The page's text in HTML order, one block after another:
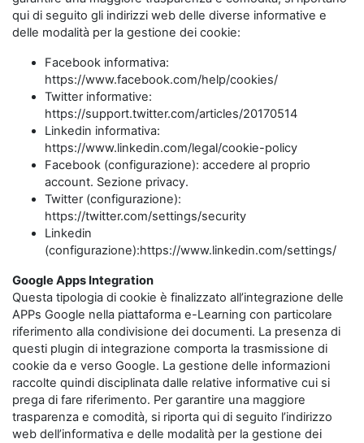
qui di seguito gli indirizzi web delle diverse informative e
delle modalità per la gestione dei cookie:
Facebook informativa:
https://www.facebook.com/help/cookies/
Twitter informative:
https://support.twitter.com/articles/20170514
Linkedin informativa:
https://www.linkedin.com/legal/cookie-policy
Facebook (configurazione): accedere al proprio
account. Sezione privacy.
Twitter (configurazione):
https://twitter.com/settings/security
Linkedin
(configurazione):https://www.linkedin.com/settings/
Google Apps Integration
Questa tipologia di cookie è finalizzato all’integrazione delle
APPs Google nella piattaforma e-Learning con particolare
riferimento alla condivisione dei documenti. La presenza di
questi plugin di integrazione comporta la trasmissione di
cookie da e verso Google. La gestione delle informazioni
raccolte quindi disciplinata dalle relative informative cui si
prega di fare riferimento. Per garantire una maggiore
trasparenza e comodità, si riporta qui di seguito l’indirizzo
web dell’informativa e delle modalità per la gestione dei